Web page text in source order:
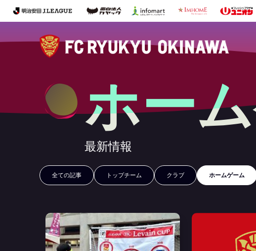
ホー
最新情報
全ての記事 トップチーム クラブ ホームゲーム